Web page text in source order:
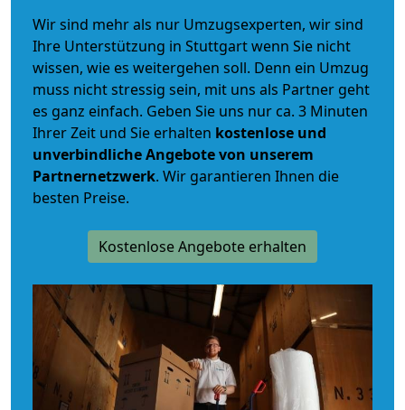
Wir sind mehr als nur Umzugsexperten, wir sind
Ihre Unterstützung in Stuttgart wenn Sie nicht
wissen, wie es weitergehen soll. Denn ein Umzug
muss nicht stressig sein, mit uns als Partner geht
es ganz einfach. Geben Sie uns nur ca. 3 Minuten
Ihrer Zeit und Sie erhalten kostenlose und
unverbindlicheAngebote von unserem
Partnernetzwerk. Wir garantieren Ihnen die
besten Preise.
Kostenlose Angebote erhalten